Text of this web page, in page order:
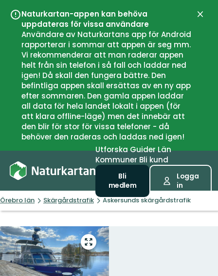
Naturkartan-appen kan behöva
uppdateras för vissa användare
Användare av Naturkartans app för Android
rapporterar i sommar att appen är seg mm.
Vi rekommenderar att man raderar appen
helt från sin telefon i så fall och laddar ned
igen! Då skall den fungera bättre. Den
befintliga appen skall ersättas av en ny app
efter sommaren. Den gamla appen laddar
all data för hela landet lokalt i appen (för
att klara offline-läge) men det innebär att
den blir för stor för vissa telefoner - då
behöver den raderas och laddas ned igen!
UtforskaGuiderLän
Kommuner Bli kund
Bli
medlem
Logga
in
Örebro län Skärgårdstrafik Askersunds skärgårdstrafik
Gå
till
helskärmsläge